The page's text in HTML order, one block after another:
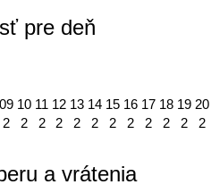
pre deň
09 10 11 12 13 14 15 16 17 18 19 20
2 2 2 2 2 2 2 2 2 2 2 2
a vrátenia